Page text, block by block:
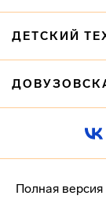
ДЕТСКИЙ
Полная версия